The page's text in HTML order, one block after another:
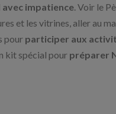
impatience. Voir le
et les vitrines, aller au
pour participer aux
kit spécial pour préparer